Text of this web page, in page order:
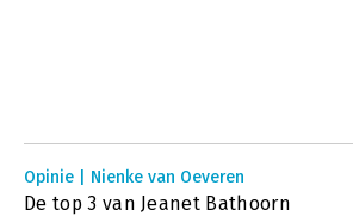
Opinie | Nienke van Oeveren
De top 3 van Jeanet Bathoorn